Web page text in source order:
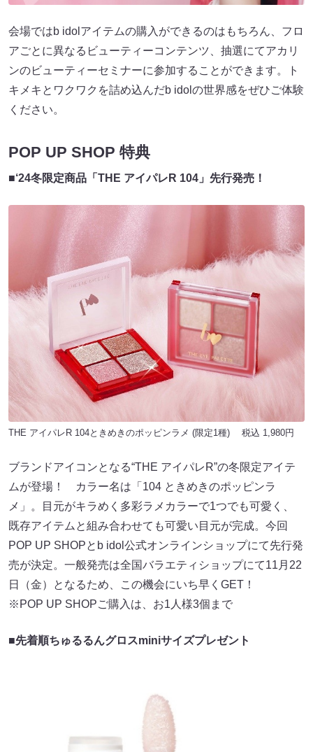
会場ではb idolアイテムの購入ができるのはもちろん、フロ
アごとに異なるビューティーコンテンツ、抽選にてアカリ
ンのビューティーセミナーに参加することができます。ト
キメキとワクワクを詰め込んだb idolの世界感をぜひご体験
ください。
POP UP SHOP 特典
■‘24冬限定商品「THE アイパレR 104」先行発売！
THE アイパレR 104ときめきのポッピンラメ (限定1種) 税込 1,980円
ブランドアイコンとなる“THE アイパレR”の冬限定アイテ
ムが登場！ カラー名は「104 ときめきのポッピンラ
メ」。目元がキラめく多彩ラメカラーで1つでも可愛く、
既存アイテムと組み合わせても可愛い目元が完成。今回
POP UP SHOPとb idol公式オンラインショップにて先行発
売が決定。一般発売は全国バラエティショップにて11月22
日（金）となるため、この機会にいち早くGET！
※POP UP SHOPご購入は、お1人様3個まで
■先着順ちゅるるんグロスminiサイズプレゼント